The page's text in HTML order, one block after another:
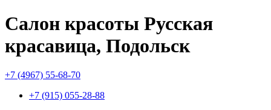
Салон красоты Русская
красавица, Подольск
+7 (4967) 55-68-70
+7 (915) 055-28-88